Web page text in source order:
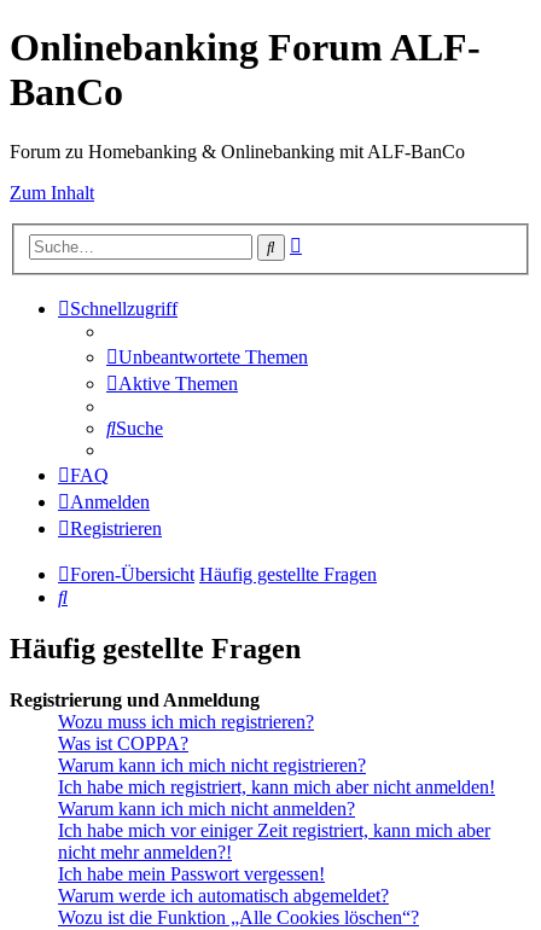
Onlinebanking Forum ALF-
BanCo
Forum zu Homebanking & Onlinebanking mit ALF-BanCo
Zum Inhalt
Suche
Schnellzugriff
Unbeantwortete Themen
Aktive Themen
Suche
FAQ
Anmelden
Registrieren
Foren-Übersicht Häufig gestellte Fragen
Suche
Häufig gestellte Fragen
Registrierung und Anmeldung
Wozu muss ich mich registrieren?
Was ist COPPA?
Warum kann ich mich nicht registrieren?
Ich habe mich registriert, kann mich aber nicht anmelden!
Warum kann ich mich nicht anmelden?
Ich habe mich vor einiger Zeit registriert, kann mich aber
nicht mehr anmelden?!
Ich habe mein Passwort vergessen!
Warum werde ich automatisch abgemeldet?
Wozu ist die Funktion „Alle Cookies löschen“?